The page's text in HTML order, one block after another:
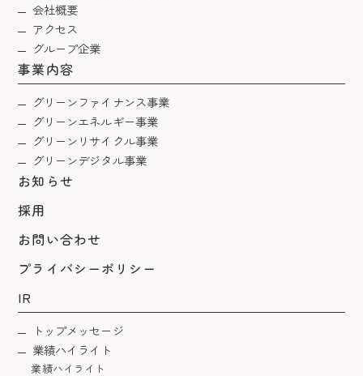
会社概要
アクセス
グループ企業
事業内容
グリーンファイナンス事業
グリーンエネルギー事業
グリーンリサイクル事業
グリーンデジタル事業
お知らせ
採用
お問い合わせ
プライバシーポリシー
IR
トップメッセージ
業績ハイライト
業績ハイライト